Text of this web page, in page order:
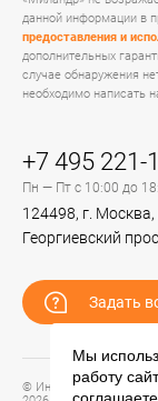
данной информации в
предоставления и
дополнительных
случае обнаружения
необходимо написать
+7 495 221-
Пн — Пт с 10:00 до
124498, г. Москва,
Георгиевский
Задать
© Информационный
Мы
работу